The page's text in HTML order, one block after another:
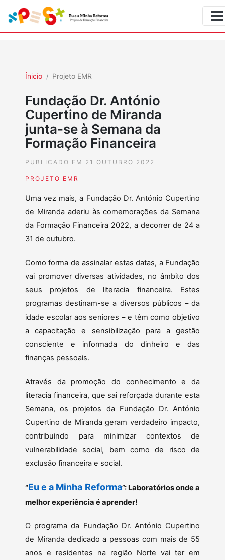
Ínicio Projeto EMR
Fundação Dr. António
Cupertino de Miranda
junta-se à Semana da
Formação Financeira
PUBLICADO EM 21 OUTUBRO 2022
PROJETO EMR
Uma vez mais, a Fundação Dr. António Cupertino
de Miranda aderiu às comemorações da Semana
da Formação Financeira 2022, a decorrer de 24 a
31 de outubro.
Como forma de assinalar estas datas, a Fundação
vai promover diversas atividades, no âmbito dos
seus projetos de literacia financeira. Estes
programas destinam-se a diversos públicos – da
idade escolar aos seniores – e têm como objetivo
a capacitação e sensibilização para a gestão
consciente e informada do dinheiro e das
finanças pessoais.
Através da promoção do conhecimento e da
literacia financeira, que sai reforçada durante esta
Semana, os projetos da Fundação Dr. António
Cupertino de Miranda geram verdadeiro impacto,
contribuindo para minimizar contextos de
vulnerabilidade social, bem como de risco de
exclusão financeira e social.
“Eu e a Minha Reforma”: Laboratórios onde a
melhor experiência é aprender!
O programa da Fundação Dr. António Cupertino
de Miranda dedicado a pessoas com mais de 55
anos e residentes na região Norte vai ter em